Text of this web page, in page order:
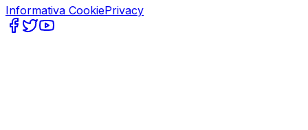
Informativa CookiePrivacy